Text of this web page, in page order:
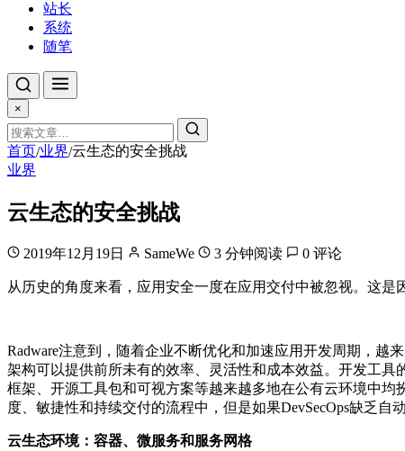
站长
系统
随笔
×
首页/业界/云生态的安全挑战
业界
云生态的安全挑战
2019年12月19日 SameWe 3 分钟阅读 0 评论
从历史的角度来看，应用安全一度在应用交付中被忽视。这
Radware注意到，随着企业不断优化和加速应用开发周期，
架构可以提供前所未有的效率、灵活性和成本效益。开发工
框架、开源工具包和可视方案等越来越多地在公有云环境中均
度、敏捷性和持续交付的流程中，但是如果DevSecOps缺乏
云生态环境：容器、微服务和服务网格